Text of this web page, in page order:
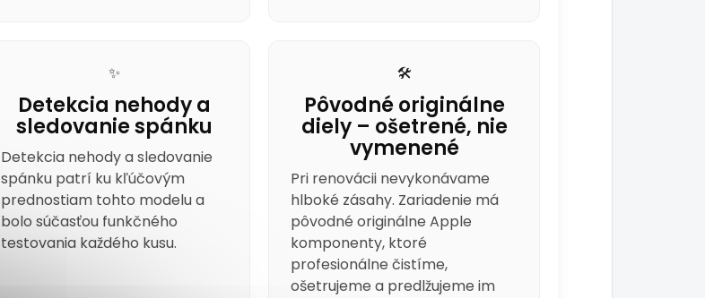
✨
Detekcia nehody a
sledovanie spánku
Detekcia nehody a sledovanie
spánku patrí ku kľúčovým
prednostiam tohto modelu a
bolo súčasťou funkčného
testovania každého kusu.
🛠️
Pôvodné originálne
diely – ošetrené, nie
vymenené
Pri renovácii nevykonávame
hlboké zásahy. Zariadenie má
pôvodné originálne Apple
komponenty, ktoré
profesionálne čistíme,
ošetrujeme a predlžujeme im